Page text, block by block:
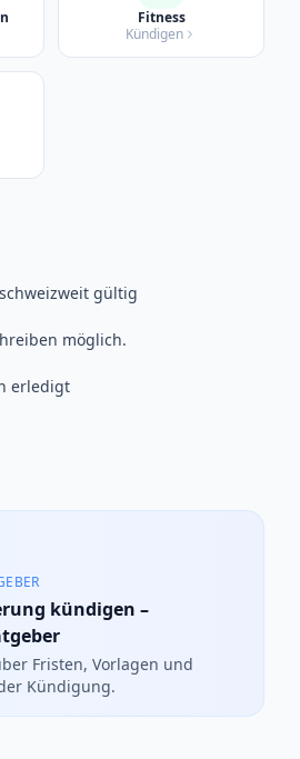
Fitness
Kündigen
gültig
möglich.
erledigt
kündigen –
Fristen, Vorlagen und
Kündigung.